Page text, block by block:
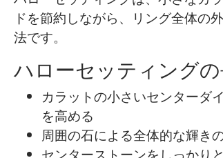
ドを節約しながら、リング全体の
法です。
ハローセッティング
カラットの小さいセンターダ
を高める
周囲の石による全体的な輝き
センターストーンをしっかり